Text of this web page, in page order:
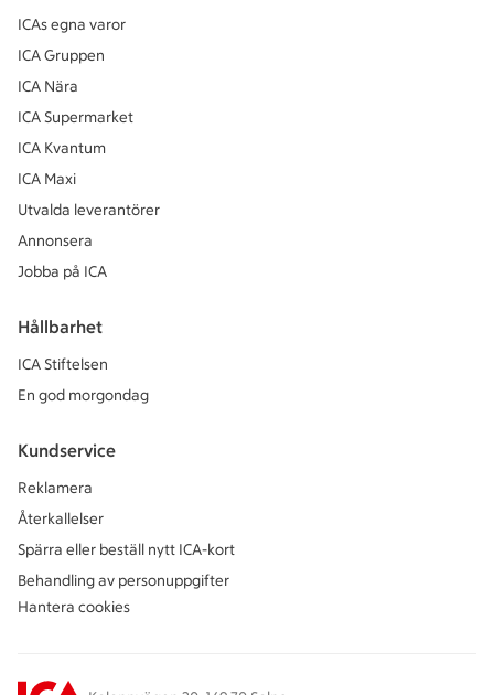
ICAs egna varor
ICA Gruppen
ICA Nära
ICA Supermarket
ICA Kvantum
ICA Maxi
Utvalda leverantörer
Annonsera
Jobba på ICA
Hållbarhet
ICA Stiftelsen
En god morgondag
Kundservice
Reklamera
Återkallelser
Spärra eller beställ nytt ICA-kort
Behandling av personuppgifter
Hantera cookies